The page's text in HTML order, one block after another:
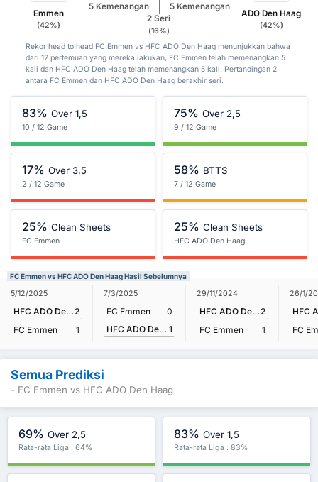
Emmen
(42%)
5 Kemenangan
2 Seri
(16%)
5 Kemenangan
ADO Den Haag
(42%)
Rekor head to head FC Emmen vs HFC ADO Den Haag menunjukkan bahwa
dari 12 pertemuan yang mereka lakukan, FC Emmen telah memenangkan 5
kali dan HFC ADO Den Haag telah memenangkan 5 kali. Pertandingan 2
antara FC Emmen dan HFC ADO Den Haag berakhir seri.
83% Over 1,5
10 / 12 Game
75% Over 2,5
9 / 12 Game
17% Over 3,5
2 / 12 Game
58% BTTS
7 / 12 Game
25% Clean Sheets
FC Emmen
25% Clean Sheets
HFC ADO Den Haag
FC Emmen vs HFC ADO Den Haag Hasil Sebelumnya
5/12/2025
HFC ADO Den Haag2
FC Emmen
1
7/3/2025
FC Emmen
0
HFC ADO Den Haag 1
29/11/2024
HFC ADO Den Haag2
FC Emmen
1
26/1/
FC
Semua Prediksi
- FC Emmen vs HFC ADO Den Haag
69% Over 2,5
Rata-rata Liga : 64%
83% Over 1,5
Rata-rata Liga : 83%